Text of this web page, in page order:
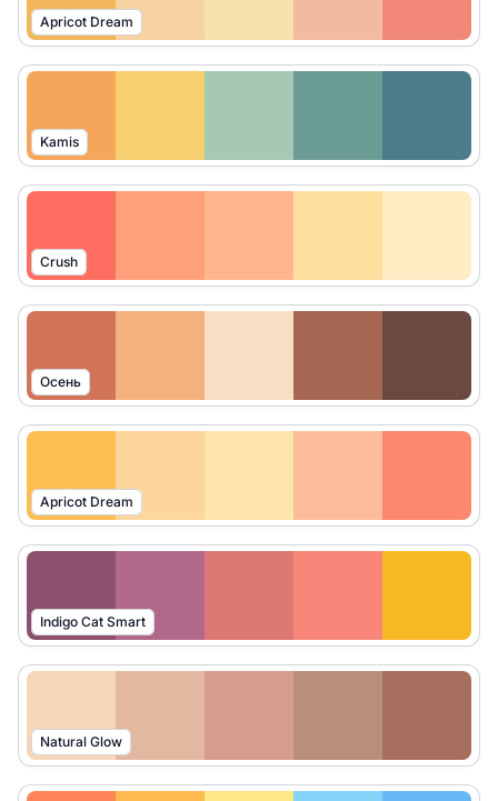
Apricot Dream
Kamis
Crush
Осень
Apricot Dream
Indigo Cat Smart
Natural Glow